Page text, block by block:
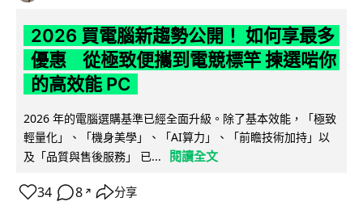
2026 買電腦新趨勢公開！ 如何享最多
優惠 從極致便攜到電競標竿 揀選啱你
的高效能 PC
2026 年的電腦選購基準已經全面升級。除了基本效能，「極致
輕量化」、「機身美學」、「AI算力」、「前瞻技術加持」以
及「品質與售後服務」 已...
閱讀全文
34 8 ↗ 分享